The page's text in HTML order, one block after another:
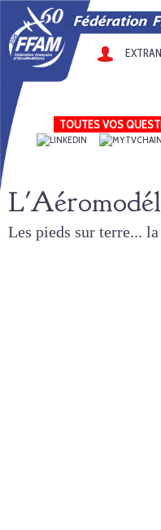
TOUTES VOS
Les pieds sur terre...